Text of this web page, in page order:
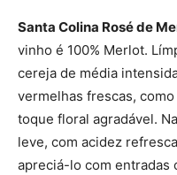
Santa Colina Rosé de
vinho é 100% Merlot.
cereja de média
vermelhas frescas,
toque floral agradável.
leve, com acidez
apreciá-lo com entradas